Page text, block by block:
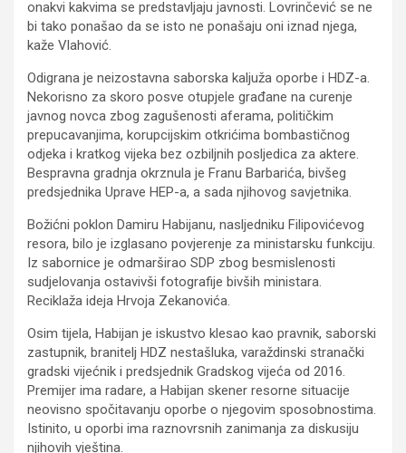
onakvi kakvima se predstavljaju javnosti. Lovrinčević se ne
bi tako ponašao da se isto ne ponašaju oni iznad njega,
kaže Vlahović.
Odigrana je neizostavna saborska kaljuža oporbe i HDZ-a.
Nekorisno za skoro posve otupjele građane na curenje
javnog novca zbog zagušenosti aferama, političkim
prepucavanjima, korupcijskim otkrićima bombastičnog
odjeka i kratkog vijeka bez ozbiljnih posljedica za aktere.
Bespravna gradnja okrznula je Franu Barbarića, bivšeg
predsjednika Uprave HEP-a, a sada njihovog savjetnika.
Božićni poklon Damiru Habijanu, nasljedniku Filipovićevog
resora, bilo je izglasano povjerenje za ministarsku funkciju.
Iz sabornice je odmarširao SDP zbog besmislenosti
sudjelovanja ostavivši fotografije bivših ministara.
Reciklaža ideja Hrvoja Zekanovića.
Osim tijela, Habijan je iskustvo klesao kao pravnik, saborski
zastupnik, branitelj HDZ nestašluka, varaždinski stranački
gradski vijećnik i predsjednik Gradskog vijeća od 2016.
Premijer ima radare, a Habijan skener resorne situacije
neovisno spočitavanju oporbe o njegovim sposobnostima.
Istinito, u oporbi ima raznovrsnih zanimanja za diskusiju
njihovih vještina.